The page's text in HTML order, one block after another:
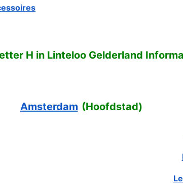
H in Linteloo Gelderland
Amsterdam (Hoofdstad)